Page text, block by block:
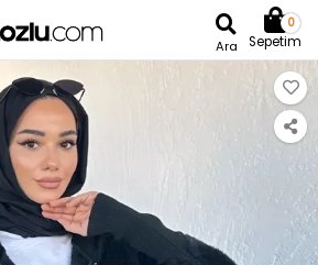
Ara
0
Sepetim